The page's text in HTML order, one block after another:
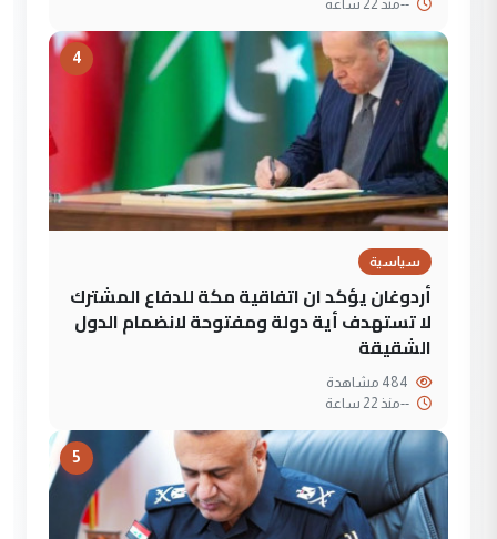
--منذ 22 ساعة
4
سياسية
أردوغان يؤكد ان اتفاقية مكة للدفاع المشترك
لا تستهدف أية دولة ومفتوحة لانضمام الدول
الشقيقة
--منذ 22 ساعة
5